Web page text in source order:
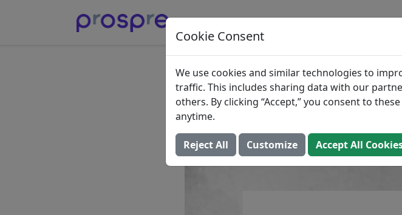
การวางแผนมื้ออาห
อาหาร
30 พฤศจิกายน 2021 (อัปเดต: 2 สิงหาคม 2025)
Cookie Consent
We use cookies and similar technologies to
traffic. This includes sharing data with our
others. By clicking “Accept,” you consent to
anytime.
Reject All Customize Accept All